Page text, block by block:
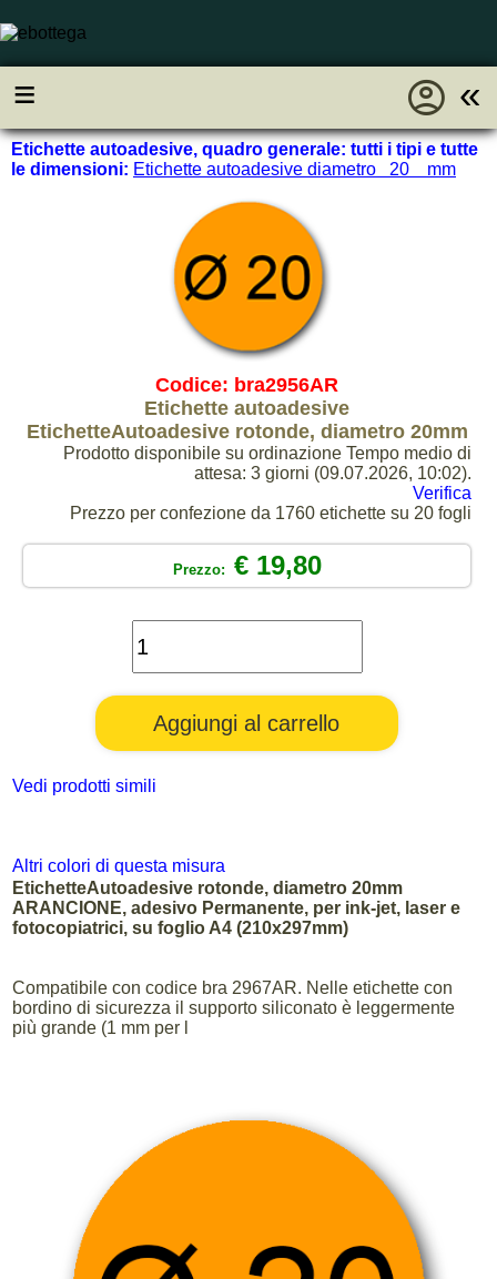
≡ «
account_circle
Etichette autoadesive, quadro generale: tutti i tipi e tutte
le dimensioni: Etichette autoadesive diametro 20 mm
Codice: bra2956AR
Etichette autoadesive
EtichetteAutoadesive rotonde, diametro 20mm
Prodotto disponibile su ordinazione Tempo medio di
attesa: 3 giorni (09.07.2026, 10:02).
Verifica
Prezzo per confezione da 1760 etichette su 20 fogli
Prezzo: € 19,80
Vedi prodotti simili
Altri colori di questa misura
EtichetteAutoadesive rotonde, diametro 20mm
ARANCIONE, adesivo Permanente, per ink-jet, laser e
fotocopiatrici, su foglio A4 (210x297mm)
Compatibile con codice bra 2967AR. Nelle etichette con
bordino di sicurezza il supporto siliconato è leggermente
più grande (1 mm per l